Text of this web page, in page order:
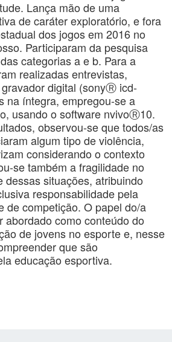
Lança mão de uma
de caráter exploratório, e fora
dos jogos em 2016 no
Participaram da pesquisa
categorias a e b. Para a
realizadas entrevistas,
digital (sonyⓇ icd-
na íntegra, empregou-se a
usando o software nvivoⓇ10.
observou-se que todos/as
algum tipo de violência,
considerando o contexto
se também a fragilidade no
dessas situações, atribuindo
responsabilidade pela
de competição. O papel do/a
abordado como conteúdo do
de jovens no esporte e, nesse
que são
educação esportiva.